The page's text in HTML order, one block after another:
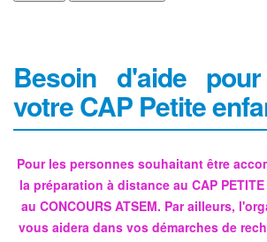
Besoin d'aide
votre CAP Petite
Pour les personnes souhaitant être
la préparation à distance au CAP PETITE
au CONCOURS ATSEM. Par ailleurs,
vous aidera dans vos démarches de